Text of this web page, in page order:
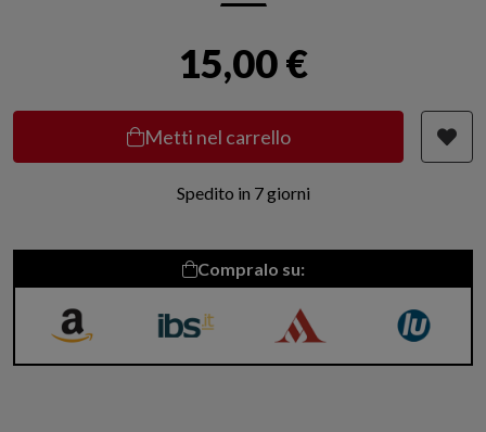
15,00 €
Metti nel carrello
Spedito in 7 giorni
Compralo su: